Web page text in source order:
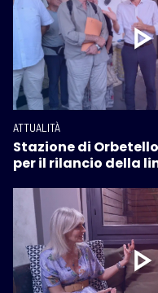
ATTUALITÀ
Stazione di
per il rilancio della